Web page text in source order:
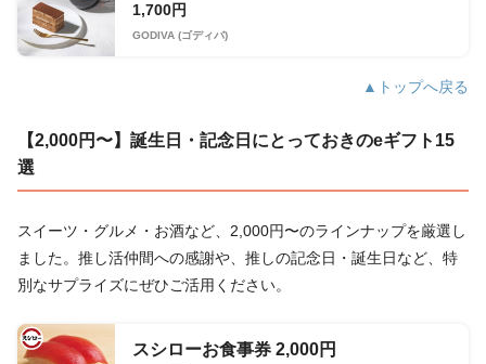
1,700円
GODIVA (ゴディバ)
▲トップへ戻る
【2,000円〜】誕生日・記念日にとっておきのeギフト15
選
スイーツ・グルメ・お酒など、2,000円〜のラインナップを厳選し
ました。推し活仲間への感謝や、推しの記念日・誕生日など、特
別なサプライズにぜひご活用ください。
スシローお食事券 2,000円